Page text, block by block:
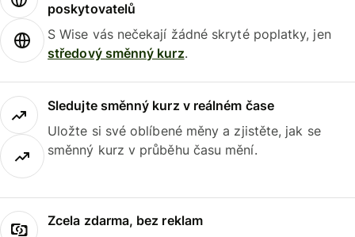
poskytovatelů
S Wise vás nečekají žádné skryté poplatky, jen
středový směnný kurz.
Sledujte směnný kurz v reálném čase
Uložte si své oblíbené měny a zjistěte, jak se
směnný kurz v průběhu času mění.
Zcela zdarma, bez reklam